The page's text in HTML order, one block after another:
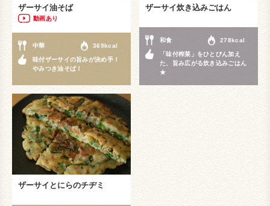
ザーサイ油そば
動画あり
中華 369kcal
味付ザーサイの旨みが決め手！
やみつき油そば！
ザーサイ炊き込みごはん
和食 278kcal
「味付榨菜」をひとびん加え
た、旨み広がる炊き込みごはん
★
ザーサイとにらのチヂミ